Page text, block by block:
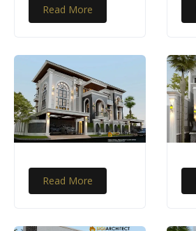
Read More
Read More